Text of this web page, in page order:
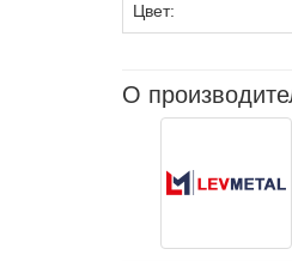
Цвет:
О